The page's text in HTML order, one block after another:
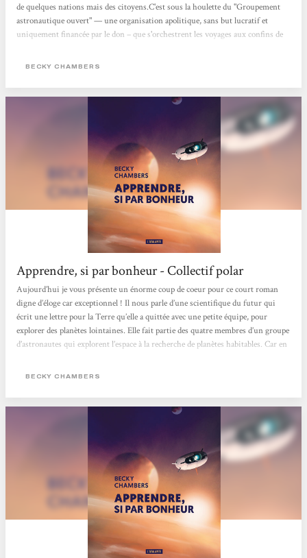
de quelques nations mais des citoyens.C'est sous la houlette du "Groupement
astronautique ouvert" — une organisation apolitique, sans but lucratif et
uniquement financée par le don – que s'orchestrent les voyages aux confins de
manière, selon l'autrice californienne, de "faire de la science sérieuse avec de
foncièrement...
BECKY CHAMBERS
Apprendre, si par bonheur - Collectif polar
Aujourd’hui je vous présente un énorme coup de coeur pour ce court roman
digne d’éloge car exceptionnel ! Il nous parle d’une scientifique du futur qui
écrit une lettre pour la Terre qu’elle a quittée avec une petite équipe, pour
explorer des planètes lointaines. Elle fait partie des quatre membres d’un groupe
d’astronautes qui explorent l’espace à la recherche de planètes habitables. Car en
majeure dans le domaine des vols spatiaux habités. Grâce à une méthode
BECKY CHAMBERS